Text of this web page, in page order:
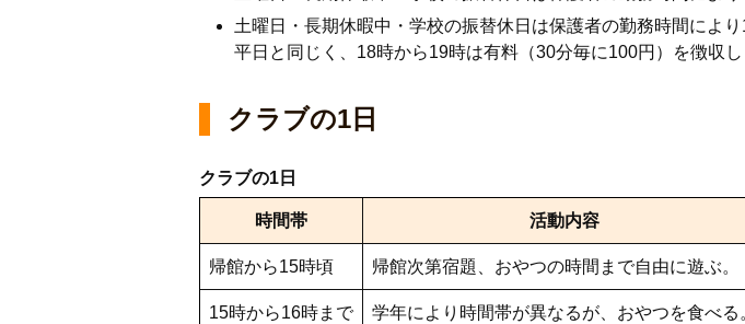
土曜日・長期休暇中・学校の振替休日は保護者の勤務時間により
平日と同じく、18時から19時は有料（30分毎に100円）を徴収し
クラブの1日
クラブの1日
時間帯 活動内容
帰館から15時頃 帰館次第宿題、おやつの時間まで自由に遊ぶ。
15時から16時まで 学年により時間帯が異なるが、おやつを食べる